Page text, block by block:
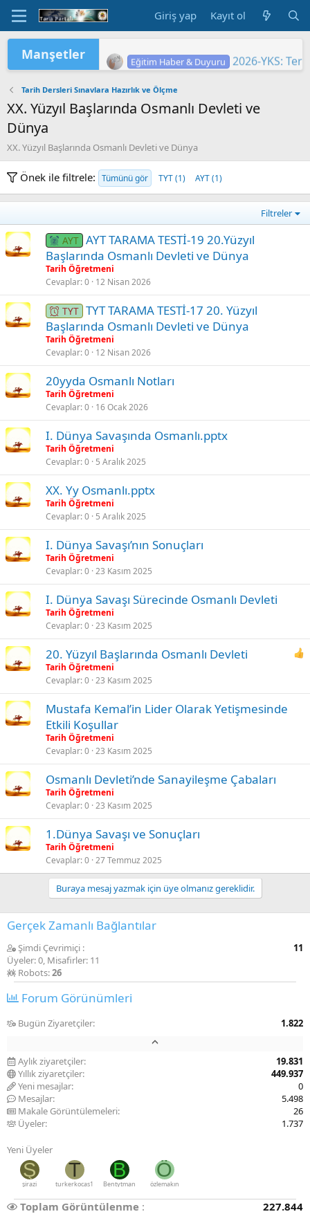
Giriş yap Kayıt ol
Manşetler
Eğitim Haber & Duyuru
Eğitim Haber & Duyuru 2026-YKS:
Eğitim Haber & Duyuru
Eğitim Haber & Duyuru
TÜRKİYE YÜZYILI MAARİF
Eğitim Haber & Duyuru
2026 Yükseköğretim Kurumları
Eğitim Haber & Duyuru
Eğitim Haber & Duyuru
2026 HAZİRAN DÖNEMİ MESLEKİ
Tarih Dersleri Sınavlara Hazırlık ve Ölçme
XX. Yüzyıl Başlarında Osmanlı Devleti ve
Dünya
XX. Yüzyıl Başlarında Osmanlı Devleti ve Dünya
Önek ile filtrele: Tümünü gör TYT (1) AYT (1)
Filtreler
AYT AYT TARAMA TESTİ-19 20.Yüzyıl
Başlarında Osmanlı Devleti ve Dünya
Tarih Öğretmeni
Cevaplar 0 12 Nisan 2026
TYT TYT TARAMA TESTİ-17 20. Yüzyıl
Başlarında Osmanlı Devleti ve Dünya
Tarih Öğretmeni
Cevaplar 0 12 Nisan 2026
20yyda Osmanlı Notları
Tarih Öğretmeni
Cevaplar 0 16 Ocak 2026
I. Dünya Savaşında Osmanlı.pptx
Tarih Öğretmeni
Cevaplar 0 5 Aralık 2025
XX. Yy Osmanlı.pptx
Tarih Öğretmeni
Cevaplar 0 5 Aralık 2025
I. Dünya Savaşı’nın Sonuçları
Tarih Öğretmeni
Cevaplar 0 23 Kasım 2025
I. Dünya Savaşı Sürecinde Osmanlı Devleti
Tarih Öğretmeni
Cevaplar 0 23 Kasım 2025
20. Yüzyıl Başlarında Osmanlı Devleti
Tarih Öğretmeni
Cevaplar 0 23 Kasım 2025
Mustafa Kemal’in Lider Olarak Yetişmesinde
Etkili Koşullar
Tarih Öğretmeni
Cevaplar 0 23 Kasım 2025
Osmanlı Devleti’nde Sanayileşme Çabaları
Tarih Öğretmeni
Cevaplar 0 23 Kasım 2025
1.Dünya Savaşı ve Sonuçları
Tarih Öğretmeni
Cevaplar 0 27 Temmuz 2025
Buraya mesaj yazmak için üye olmanız gereklidir.
Gerçek Zamanlı Bağlantılar
Şimdi Çevrimiçi
11
Üyeler: 0, Misafirler: 11
Robots:26
Forum Görünümleri
Bugün Ziyaretçiler 1.822
Aylık ziyaretçiler
19.831
Yıllık ziyaretçiler
449.937
Yeni mesajlar
0
Mesajlar
5.498
Makale Görüntülemeleri
26
Üyeler
1.737
Yeni Üyeler
Ş
şirazi
T
turkerkocas1
B
Bentytman
Ö
özlemakın
Toplam Görüntülenme 227.844